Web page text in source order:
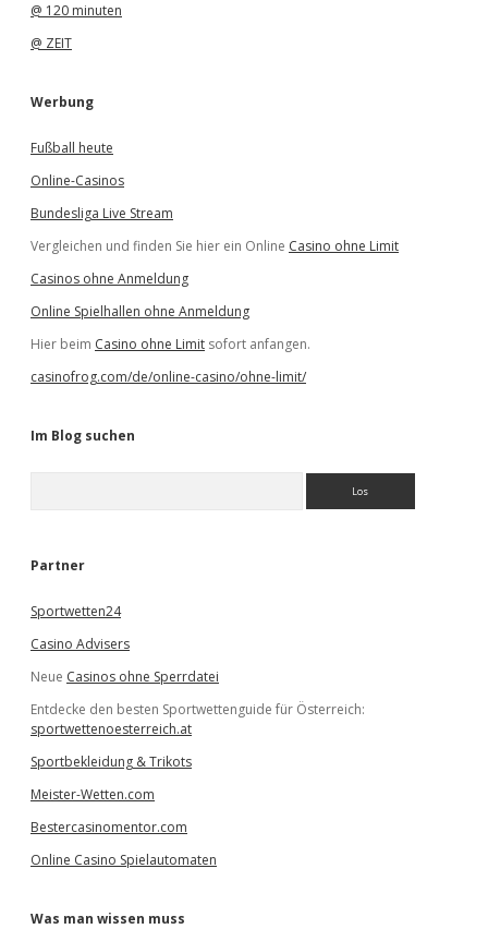
@ 120 minuten
@ ZEIT
Werbung
Fußball heute
Online-Casinos
Bundesliga Live Stream
Vergleichen und finden Sie hier ein Online Casino ohne Limit
Casinos ohne Anmeldung
Online Spielhallen ohne Anmeldung
Hier beim Casino ohne Limit sofort anfangen.
casinofrog.com/de/online-casino/ohne-limit/
Im Blog suchen
e
Partner
Sportwetten24
Casino Advisers
Neue Casinos ohne Sperrdatei
Entdecke den besten Sportwettenguide für Österreich:
sportwettenoesterreich.at
Sportbekleidung & Trikots
Meister-Wetten.com
Bestercasinomentor.com
Online Casino Spielautomaten
Was man wissen muss